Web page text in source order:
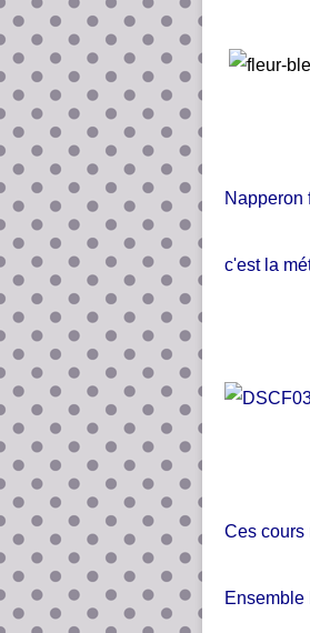
Napperon
c'est la
Ces cours
Ensemble